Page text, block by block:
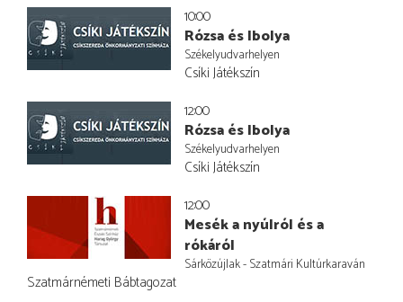
10:00
Rózsa és Ibolya
Székelyudvarhelyen
Csíki Játékszín
12:00
Rózsa és Ibolya
Székelyudvarhelyen
Csíki Játékszín
12:00
Mesék a nyúlról és a
rókáról
Sárközújlak - Szatmári Kultúrkaraván
Szatmárnémeti Bábtagozat